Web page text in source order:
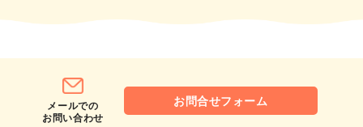
メールでの
お問い合わせ
お問合せフォーム